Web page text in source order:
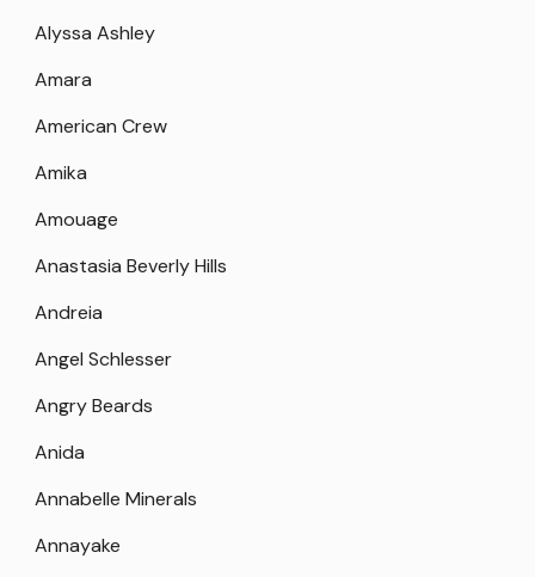
Alyssa Ashley
Amara
American Crew
Amika
Amouage
Anastasia Beverly Hills
Andreia
Angel Schlesser
Angry Beards
Anida
Annabelle Minerals
Annayake